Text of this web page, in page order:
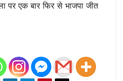
पर एक बार फिर से भाजपा जीत